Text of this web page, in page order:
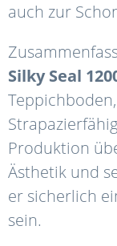
auch zur
Silky Seal
Produktion
Ästhetik und
er sicherlich
sein.